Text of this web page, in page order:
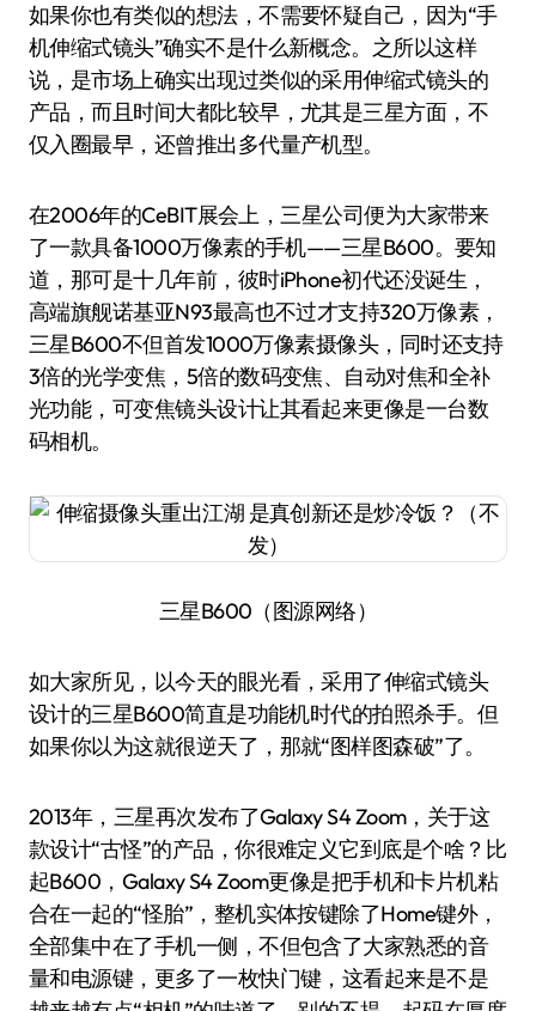
如果你也有类似的想法，不需要怀疑自己，因为“手
机伸缩式镜头”确实不是什么新概念。之所以这样
说，是市场上确实出现过类似的采用伸缩式镜头的
产品，而且时间大都比较早，尤其是三星方面，不
仅入圈最早，还曾推出多代量产机型。
在2006年的CeBIT展会上，三星公司便为大家带来
了一款具备1000万像素的手机——三星B600。要知
道，那可是十几年前，彼时iPhone初代还没诞生，
高端旗舰诺基亚N93最高也不过才支持320万像素，
三星B600不但首发1000万像素摄像头，同时还支持
3倍的光学变焦，5倍的数码变焦、自动对焦和全补
光功能，可变焦镜头设计让其看起来更像是一台数
码相机。
三星B600（图源网络）
如大家所见，以今天的眼光看，采用了伸缩式镜头
设计的三星B600简直是功能机时代的拍照杀手。但
如果你以为这就很逆天了，那就“图样图森破”了。
2013年，三星再次发布了Galaxy S4 Zoom，关于这
款设计“古怪”的产品，你很难定义它到底是个啥？比
起B600，Galaxy S4 Zoom更像是把手机和卡片机粘
合在一起的“怪胎”，整机实体按键除了Home键外，
全部集中在了手机一侧，不但包含了大家熟悉的音
量和电源键，更多了一枚快门键，这看起来是不是